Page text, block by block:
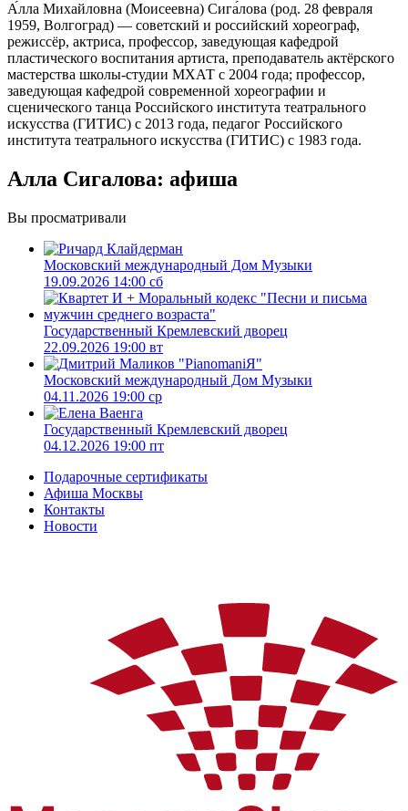
А́лла Михайловна (Моисеевна) Сига́лова (род. 28 февраля
1959, Волгоград) — советский и российский хореограф,
режиссёр, актриса, профессор, заведующая кафедрой
пластического воспитания артиста, преподаватель актёрского
мастерства школы-студии МХАТ с 2004 года; профессор,
заведующая кафедрой современной хореографии и
сценического танца Российского института театрального
искусства (ГИТИС) с 2013 года, педагог Российского
института театрального искусства (ГИТИС) с 1983 года.
Алла Сигалова: афиша
Вы просматривали
Московский международный Дом Музыки
19.09.2026 14:00 сб
Государственный Кремлевский дворец
22.09.2026 19:00 вт
Московский международный Дом Музыки
04.11.2026 19:00 ср
Государственный Кремлевский дворец
04.12.2026 19:00 пт
Подарочные сертификаты
Афиша Москвы
Контакты
Новости